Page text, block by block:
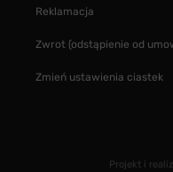
Reklamacja
Zwrot (odstąpienie od
Zmień ustawienia ciastek
Projekt i